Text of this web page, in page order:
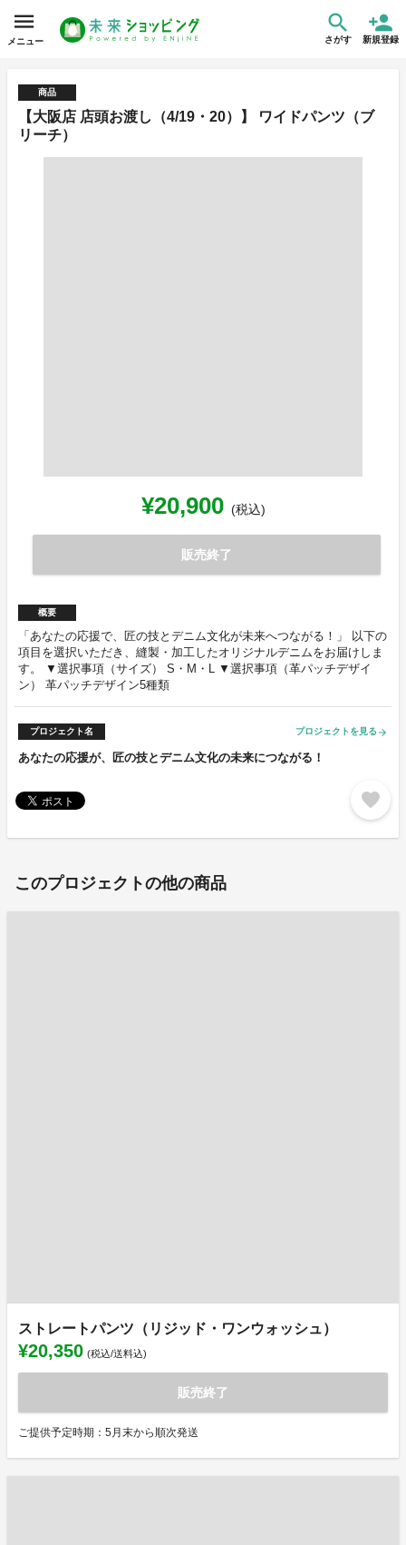
メニュー さがす 新規登録
商品
【大阪店 店頭お渡し（4/19・20）】 ワイドパンツ（ブ
リーチ）
¥20,900 (税込)
販売終了
概要
「あなたの応援で、匠の技とデニム文化が未来へつながる！」 以下の
項目を選択いただき、縫製・加工したオリジナルデニムをお届けしま
す。 ▼選択事項（サイズ） S・M・L ▼選択事項（革パッチデザイ
ン） 革パッチデザイン5種類
プロジェクト名 プロジェクトを見る arrow_forward
あなたの応援が、匠の技とデニム文化の未来につながる！
favorite
このプロジェクトの他の商品
ストレートパンツ（リジッド・ワンウォッシュ）
¥20,350 (税込/送料込)
販売終了
ご提供予定時期：5月末から順次発送